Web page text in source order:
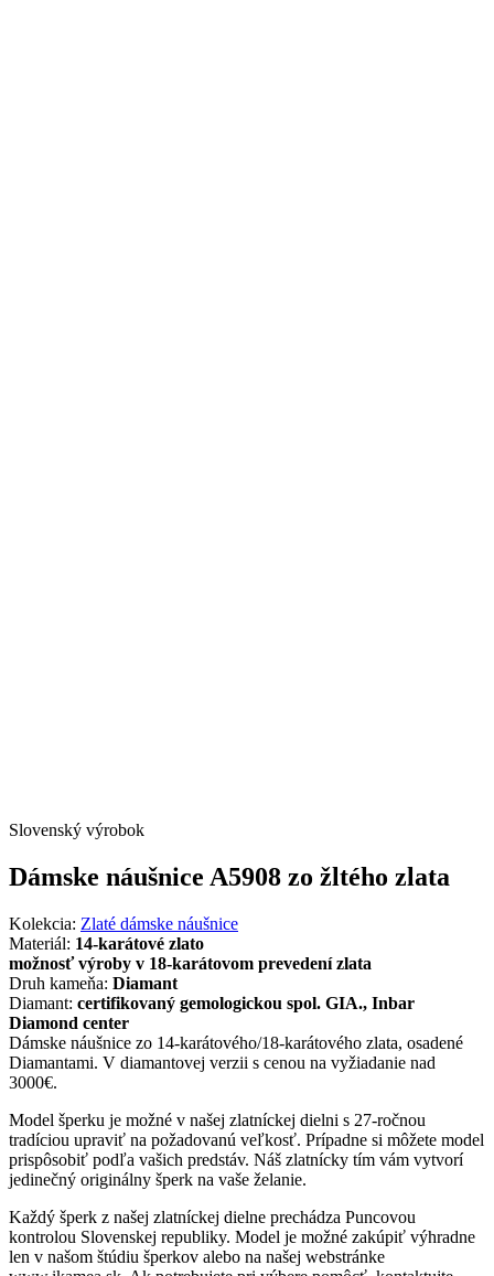
Slovenský výrobok
Dámske náušnice A5908 zo žltého zlata
Kolekcia: Zlaté dámske náušnice
Materiál: 14-karátové zlato
možnosť výroby v 18-karátovom prevedení zlata
Druh kameňa: Diamant
Diamant: certifikovaný gemologickou spol. GIA., Inbar
Diamond center
Dámske náušnice zo 14-karátového/18-karátového zlata, osadené
Diamantami. V diamantovej verzii s cenou na vyžiadanie nad
3000€.
Model šperku je možné v našej zlatníckej dielni s 27-ročnou
tradíciou upraviť na požadovanú veľkosť. Prípadne si môžete model
prispôsobiť podľa vašich predstáv. Náš zlatnícky tím vám vytvorí
jedinečný originálny šperk na vaše želanie.
Každý šperk z našej zlatníckej dielne prechádza Puncovou
kontrolou Slovenskej republiky. Model je možné zakúpiť výhradne
len v našom štúdiu šperkov alebo na našej webstránke